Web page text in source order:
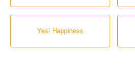
Yes! Happiness